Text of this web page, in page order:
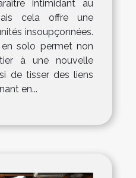
intimidant au
cela offre une
insoupçonnées.
solo permet non
à une nouvelle
de tisser des liens
en...